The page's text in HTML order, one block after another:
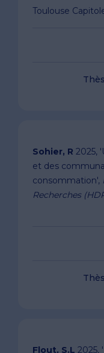
Toulouse
Sohier, R 2025,
et des
consommation',
Recherches
Flout, S.L 2025,